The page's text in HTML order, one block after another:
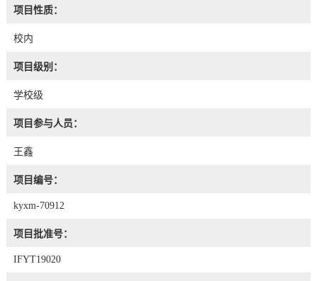
项目性质：
校内
项目级别：
学校级
项目参与人员：
王鑫
项目编号：
kyxm-70912
项目批准号：
IFYT19020